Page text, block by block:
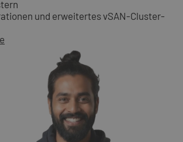
und erweitertes vSAN-Cluster-